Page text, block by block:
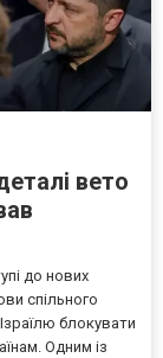
вето
до нових
спільного
блокувати
Одним із